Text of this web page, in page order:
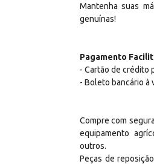
Mantenha suas
genuínas!
Pagamento
- Cartão de crédito
- Boleto bancário à
Compre com
equipamento
outros.
Peças de